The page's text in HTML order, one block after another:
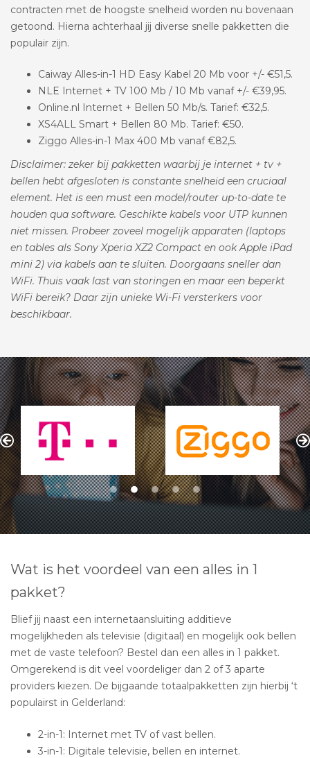
contracten met de hoogste snelheid worden nu bovenaan
getoond. Hierna achterhaal jij diverse snelle pakketten die
populair zijn.
Caiway Alles-in-1 HD Easy Kabel 20 Mb voor +/- €51,5.
NLE Internet + TV 100 Mb / 10 Mb vanaf +/- €39,95.
Online.nl Internet + Bellen 50 Mb/s. Tarief: €32,5.
XS4ALL Smart + Bellen 80 Mb. Tarief: €50.
Ziggo Alles-in-1 Max 400 Mb vanaf €82,5.
Disclaimer: zeker bij pakketten waarbij je internet + tv +
bellen hebt afgesloten is constante snelheid een cruciaal
element. Het is een must een model/router up-to-date te
houden qua software. Geschikte kabels voor UTP kunnen
niet missen. Probeer zoveel mogelijk apparaten (laptops
en tables als Sony Xperia XZ2 Compact en ook Apple iPad
mini 2) via kabels aan te sluiten. Doorgaans sneller dan
WiFi. Thuis vaak last van storingen en maar een beperkt
WiFi bereik? Daar zijn unieke Wi-Fi versterkers voor
beschikbaar.
Wat is het voordeel van een alles in 1
pakket?
Blief jij naast een internetaansluiting additieve
mogelijkheden als televisie (digitaal) en mogelijk ook bellen
met de vaste telefoon? Bestel dan een alles in 1 pakket.
Omgerekend is dit veel voordeliger dan 2 of 3 aparte
providers kiezen. De bijgaande totaalpakketten zijn hierbij ‘t
populairst in Gelderland:
2-in-1: Internet met TV of vast bellen.
3-in-1: Digitale televisie, bellen en internet.